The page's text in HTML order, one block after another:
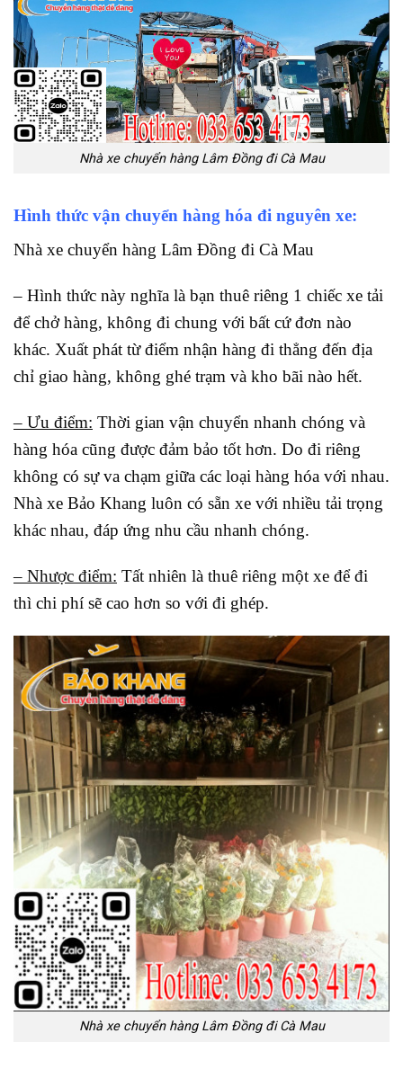
Nhà xe chuyển hàng Lâm Đồng đi Cà Mau
Hình thức vận chuyển hàng hóa đi nguyên xe:
Nhà xe chuyển hàng Lâm Đồng đi Cà Mau
– Hình thức này nghĩa là bạn thuê riêng 1 chiếc xe tải
để chở hàng, không đi chung với bất cứ đơn nào
khác. Xuất phát từ điểm nhận hàng đi thẳng đến địa
chỉ giao hàng, không ghé trạm và kho bãi nào hết.
– Ưu điểm: Thời gian vận chuyển nhanh chóng và
hàng hóa cũng được đảm bảo tốt hơn. Do đi riêng
không có sự va chạm giữa các loại hàng hóa với nhau.
Nhà xe Bảo Khang luôn có sẵn xe với nhiều tải trọng
khác nhau, đáp ứng nhu cầu nhanh chóng.
– Nhược điểm: Tất nhiên là thuê riêng một xe để đi
thì chi phí sẽ cao hơn so với đi ghép.
Nhà xe chuyển hàng Lâm Đồng đi Cà Mau